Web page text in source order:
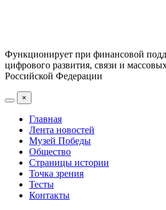
Функционирует при финансовой
цифрового развития, связи и
Российской Федерации
×
Главная
Лента новостей
Музей Победы
Общество
Страницы истории
Точка зрения
Тесты
Контакты